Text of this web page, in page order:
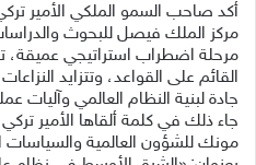
أكد صاحب السمو الملكي الأمير
مركز الملك فيصل للبحوث
مرحلة اضطراب استراتيجي عميقة،
القائم على القواعد، وتتزايد
جادة لبنية النظام العالمي وآليات
جاء ذلك في كلمة ألقاها الأمير
مونك للشؤون العالمية والسياسات